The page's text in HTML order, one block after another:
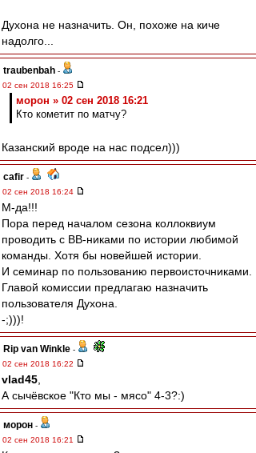
Духона не назначить. Он, похоже на киче
надолго...
traubenbah -
02 сен 2018 16:25
морон » 02 сен 2018 16:21
Кто кометит по матчу?
Казанский вроде на нас подсел)))
cafir -
02 сен 2018 16:24
М-да!!!
Пора перед началом сезона коллоквиум
проводить с ВВ-никами по истории любимой
команды. Хотя бы новейшей истории.
И семинар по пользованию первоисточниками.
Главой комиссии предлагаю назначить
пользователя Духона.
-;)))!
Rip van Winkle -
02 сен 2018 16:22
vlad45
А сычёвское "Кто мы - мясо" 4-3?:)
морон -
02 сен 2018 16:21